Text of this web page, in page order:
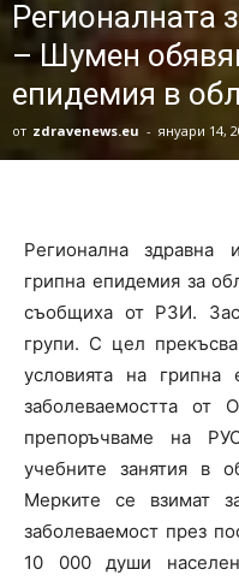
Регионалната
– Шумен
епидемия в
от zdravenews.eu - януари 14,
Регионална
грипна епидемия за
съобщиха от РЗИ.
групи. С цел
условията на грипна
заболеваемостта от
препоръчваме на
учебните занятия в
Мерките се взимат
заболеваемост през
10 000 души